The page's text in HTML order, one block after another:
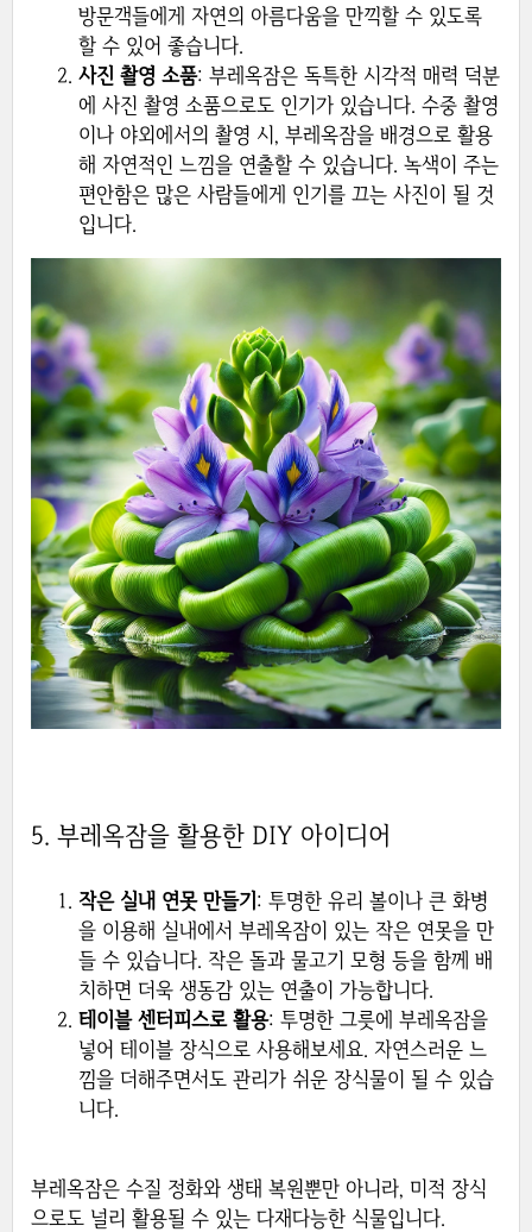
방문객들에게 자연의 아름다움을 만끽할 수 있도록
할 수 있어 좋습니다.
사진 촬영 소품: 부레옥잠은 독특한 시각적 매력 덕분
에 사진 촬영 소품으로도 인기가 있습니다. 수중 촬영
이나 야외에서의 촬영 시, 부레옥잠을 배경으로 활용
해 자연적인 느낌을 연출할 수 있습니다. 녹색이 주는
편안함은 많은 사람들에게 인기를 끄는 사진이 될 것
입니다.
5. 부레옥잠을 활용한 DIY 아이디어
작은 실내 연못 만들기: 투명한 유리 볼이나 큰 화병
을 이용해 실내에서 부레옥잠이 있는 작은 연못을 만
들 수 있습니다. 작은 돌과 물고기 모형 등을 함께 배
치하면 더욱 생동감 있는 연출이 가능합니다.
테이블 센터피스로 활용: 투명한 그릇에 부레옥잠을
넣어 테이블 장식으로 사용해보세요. 자연스러운 느
낌을 더해주면서도 관리가 쉬운 장식물이 될 수 있습
니다.
부레옥잠은 수질 정화와 생태 복원뿐만 아니라, 미적 장식
으로도 널리 활용될 수 있는 다재다능한 식물입니다.